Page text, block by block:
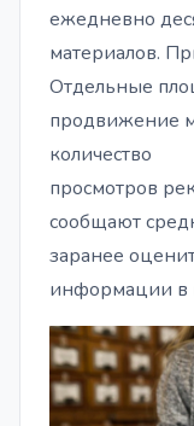
ежедневно
материалов.
Отдельные
продвижение
количество
просмотров
сообщают
заранее
информации в